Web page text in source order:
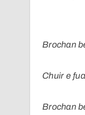
Brochan
Chuir e
Brochan